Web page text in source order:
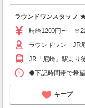
ラウンドワンスタッフ
時給1200円〜
ラウンドワン JR
JR「尼崎」駅より
◆下記時間帯で希
キープ